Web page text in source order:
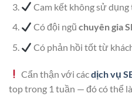
Cam kết không sử
Có đội ngũchuyên gia
Có phản hồi tốt từ
Cẩn thận với cácdịch vụ
top trong 1 tuần — đó có thể